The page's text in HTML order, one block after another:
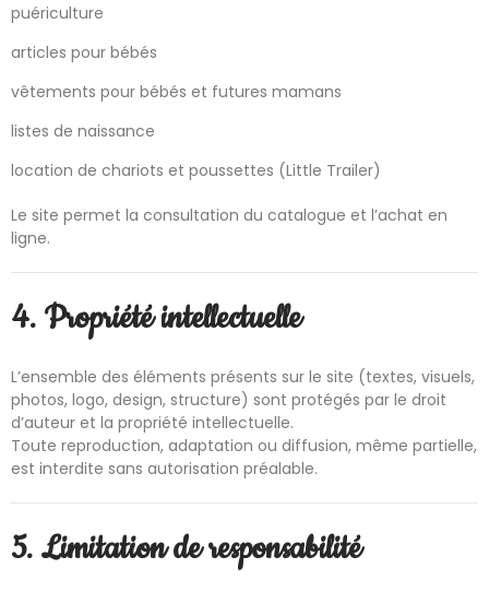
puériculture
articles pour bébés
vêtements pour bébés et futures mamans
listes de naissance
location de chariots et poussettes (Little Trailer)
Le site permet la consultation du catalogue et l’achat en
ligne.
4. Propriété intellectuelle
L’ensemble des éléments présents sur le site (textes, visuels,
photos, logo, design, structure) sont protégés par le droit
d’auteur et la propriété intellectuelle.
Toute reproduction, adaptation ou diffusion, même partielle,
est interdite sans autorisation préalable.
5. Limitation de responsabilité